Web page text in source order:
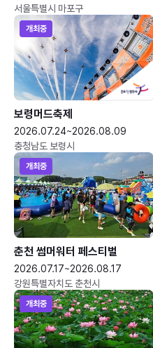
서울특별시 마포구
개최중
보령머드축제
2026.07.24~2026.08.09
충청남도 보령시
개최중
춘천 썸머워터 페스티벌
2026.07.17~2026.08.17
강원특별자치도 춘천시
개최중